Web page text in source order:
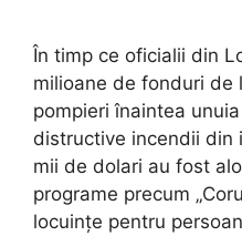
În timp ce oficialii din
milioane de fonduri de
pompieri înaintea
distructive incendii din
mii de dolari au fost
programe precum
locuințe pentru